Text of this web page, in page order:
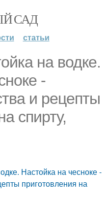
САД
статьи
на водке.
-
и рецепты
спирту,
Настойка на чесноке -
приготовления на